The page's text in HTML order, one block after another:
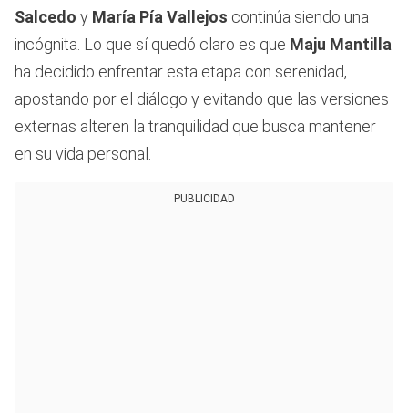
Salcedo y María Pía Vallejos continúa siendo una
incógnita. Lo que sí quedó claro es que Maju Mantilla
ha decidido enfrentar esta etapa con serenidad,
apostando por el diálogo y evitando que las versiones
externas alteren la tranquilidad que busca mantener
en su vida personal.
PUBLICIDAD